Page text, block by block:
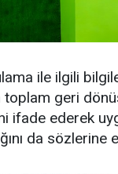
ile ilgili
geri
ifade ederek
da sözlerine